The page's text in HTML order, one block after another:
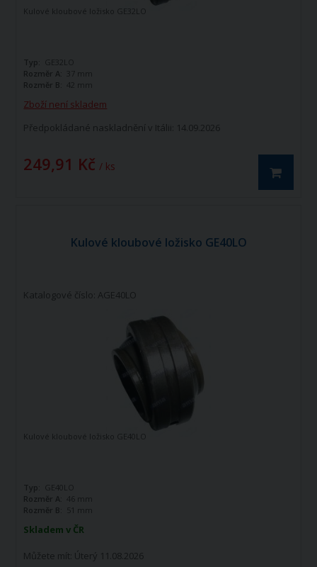
Zboží není skladem
Předpokládané naskladnění v Itálii: 14.09.2026
249,91 Kč / ks
Kulové kloubové ložisko GE32LO
Typ:
GE32LO
Rozměr A:
37 mm
Rozměr B:
42 mm
Kulové kloubové ložisko GE40LO
Katalogové číslo: AGE40LO
Skladem v ČR
Můžete mít: Úterý 11.08.2026
Kulové kloubové ložisko GE40LO
Typ:
GE40LO
Rozměr A:
46 mm
Rozměr B:
51 mm